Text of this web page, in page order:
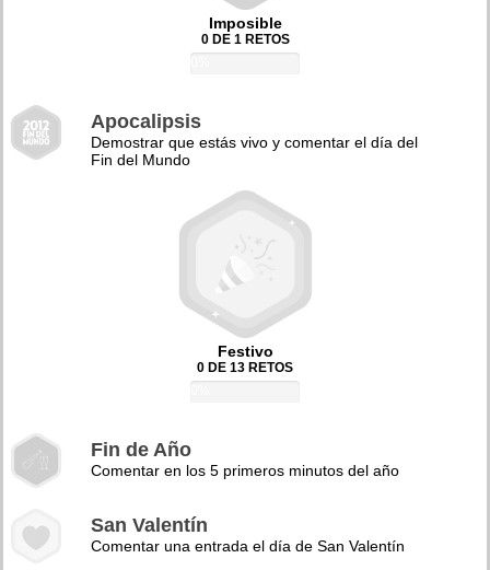
Imposible
0 DE 1 RETOS
Apocalipsis
Demostrar que estás vivo y comentar el día del
Fin del Mundo
Festivo
0 DE 13 RETOS
Fin de Año
Comentar en los 5 primeros minutos del año
San Valentín
Comentar una entrada el día de San Valentín